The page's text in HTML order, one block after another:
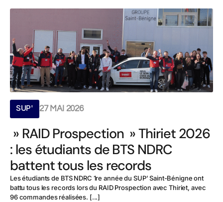
SUP' 27 MAI 2026
» RAID Prospection » Thiriet 2026
: les étudiants de BTS NDRC
battent tous les records
Les étudiants de BTS NDRC 1re année du SUP’ Saint-Bénigne ont
battu tous les records lors du RAID Prospection avec Thiriet, avec
96 commandes réalisées. [...]